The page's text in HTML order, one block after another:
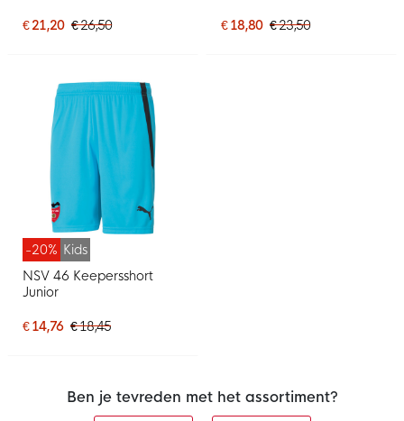
€ 21,20 € 26,50 € 18,80 € 23,50
-20% Kids
NSV 46 Keepersshort
Junior
€ 14,76 € 18,45
Ben je tevreden met het assortiment?